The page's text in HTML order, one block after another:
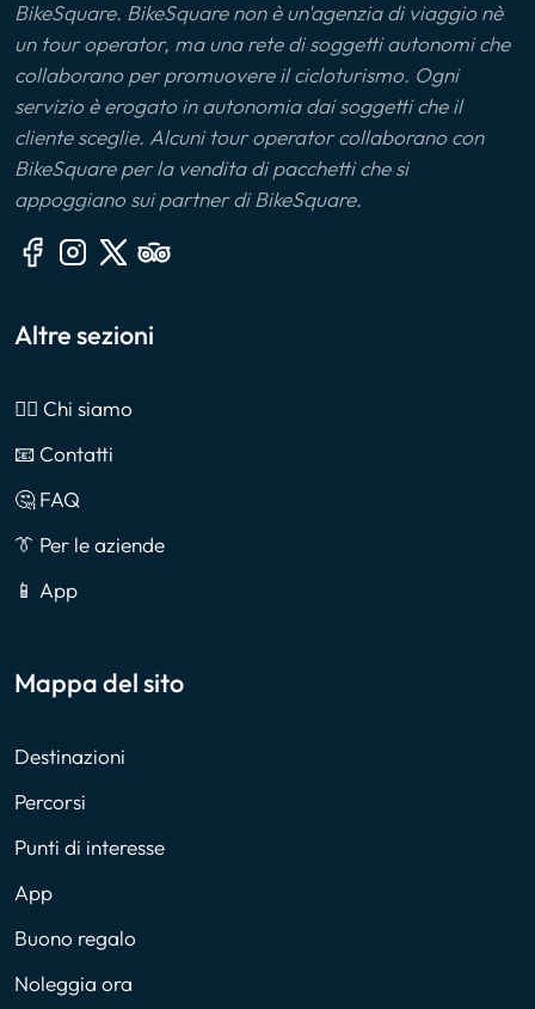
BikeSquare. BikeSquare non è un'agenzia di viaggio nè
un tour operator, ma una rete di soggetti autonomi che
collaborano per promuovere il cicloturismo. Ogni
servizio è erogato in autonomia dai soggetti che il
cliente sceglie. Alcuni tour operator collaborano con
BikeSquare per la vendita di pacchetti che si
appoggiano sui partner di BikeSquare.
Altre sezioni
🙎‍♂️ Chi siamo
📧 Contatti
🤔 FAQ
👔 Per le aziende
📱 App
Mappa del sito
Destinazioni
Percorsi
Punti di interesse
App
Buono regalo
Noleggia ora